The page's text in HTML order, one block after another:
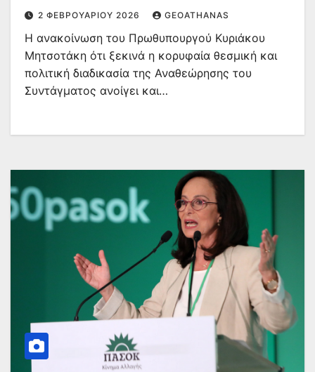
2 ΦΕΒΡΟΥΑΡΊΟΥ 2026 GEOATHANAS
Η ανακοίνωση του Πρωθυπουργού Κυριάκου
Μητσοτάκη ότι ξεκινά η κορυφαία θεσμική και
πολιτική διαδικασία της Αναθεώρησης του
Συντάγματος ανοίγει και…